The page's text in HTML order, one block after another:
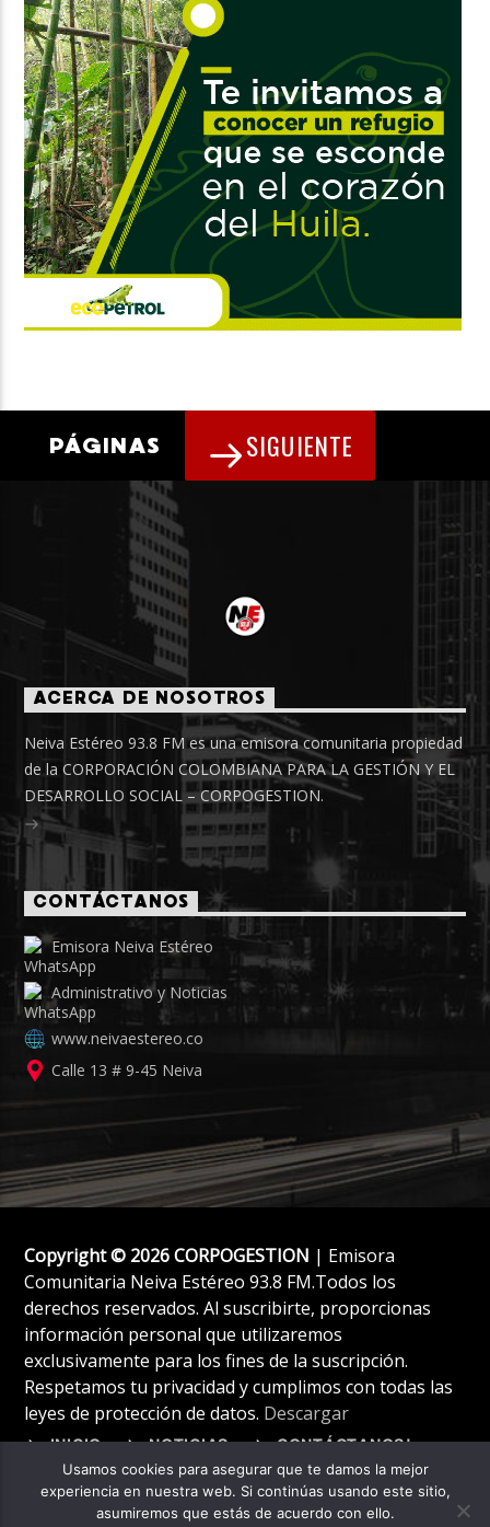
PÁGINAS SIGUIENTE
ACERCA DE NOSOTROS
Neiva Estéreo 93.8 FM es una emisora comunitaria propiedad
de la CORPORACIÓN COLOMBIANA PARA LA GESTIÓN Y EL
DESARROLLO SOCIAL – CORPOGESTION.
CONTÁCTANOS
Emisora Neiva Estéreo
Administrativo y Noticias
www.neivaestereo.co
Calle 13 # 9-45 Neiva
Copyright © 2026 CORPOGESTION | Emisora
Comunitaria Neiva Estéreo 93.8 FM.Todos los
derechos reservados. Al suscribirte, proporcionas
información personal que utilizaremos
exclusivamente para los fines de la suscripción.
Respetamos tu privacidad y cumplimos con todas las
leyes de protección de datos. Descargar
INICIO NOTICIAS CONTÁCTANOS!
Usamos cookies para asegurar que te damos la mejor
experiencia en nuestra web. Si continúas usando este sitio,
asumiremos que estás de acuerdo con ello.